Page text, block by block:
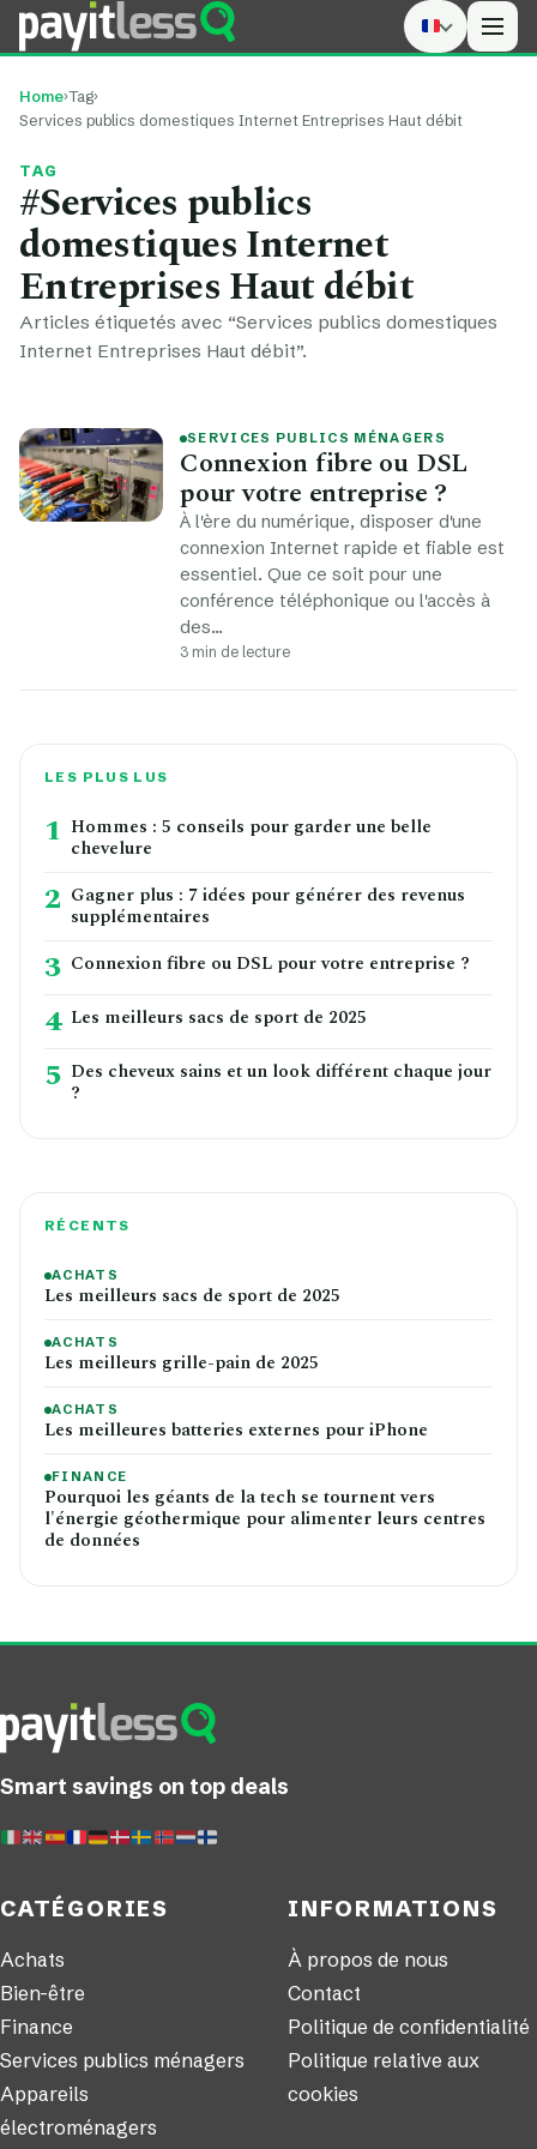
Home›Tag›
Services publics domestiques Internet Entreprises Haut débit
TAG
#Services publics
domestiques Internet
Entreprises Haut débit
Articles étiquetés avec “Services publics domestiques
Internet Entreprises Haut débit”.
SERVICES PUBLICS MÉNAGERS
Connexion fibre ou DSL
pour votre entreprise ?
À l'ère du numérique, disposer d'une
connexion Internet rapide et fiable est
essentiel. Que ce soit pour une
conférence téléphonique ou l'accès à
des…
3 min de lecture
LES PLUS LUS
1 Hommes : 5 conseils pour garder une belle
chevelure
2 Gagner plus : 7 idées pour générer des revenus
supplémentaires
3 Connexion fibre ou DSL pour votre entreprise ?
4 Les meilleurs sacs de sport de 2025
5 Des cheveux sains et un look différent chaque jour
?
RÉCENTS
ACHATS
Les meilleurs sacs de sport de 2025
ACHATS
Les meilleurs grille-pain de 2025
ACHATS
Les meilleures batteries externes pour iPhone
FINANCE
Pourquoi les géants de la tech se tournent vers
l'énergie géothermique pour alimenter leurs centres
de données
Smart savings on top deals
CATÉGORIES
Achats
Bien-être
Finance
Services publics ménagers
Appareils
électroménagers
INFORMATIONS
À propos de nous
Contact
Politique de confidentialité
Politique relative aux
cookies